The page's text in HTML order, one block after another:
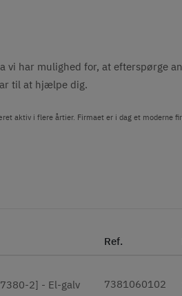
har mulighed for, at efterspørge
til at hjælpe dig.
aktiv i flere årtier. Firmaet er i dag et
Ref.
7381060102